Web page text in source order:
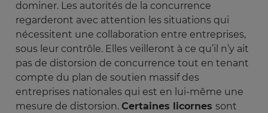
dominer. Les autorités de la concurrence
regarderont avec attention les situations qui
nécessitent une collaboration entre entreprises,
sous leur contrôle. Elles veilleront à ce qu’il n’y ait
pas de distorsion de concurrence tout en tenant
compte du plan de soutien massif des
entreprises nationales qui est en lui-même une
mesure de distorsion. Certaines licornes sont